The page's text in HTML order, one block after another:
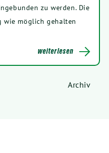
zu werden. Die
wie möglich gehalten
weiterlesen
Archiv